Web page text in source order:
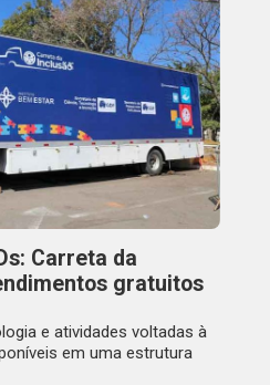
Carreta da
gratuitos
e atividades voltadas à
em uma estrutura